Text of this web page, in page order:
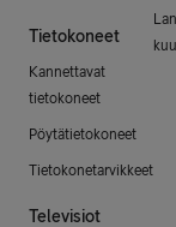
Tietokoneet
Kannettavat
tietokoneet
Pöytätietokoneet
Tietokonetarvikkeet
Televisiot